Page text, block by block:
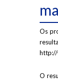
Os
http://
O